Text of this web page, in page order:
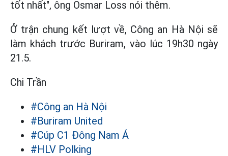
tốt nhất", ông Osmar Loss nói thêm.
Ở trận chung kết lượt về, Công an Hà Nội sẽ
làm khách trước Buriram, vào lúc 19h30 ngày
21.5.
Chi Trần
#Công an Hà Nội
#Buriram United
#Cúp C1 Đông Nam Á
#HLV Polking